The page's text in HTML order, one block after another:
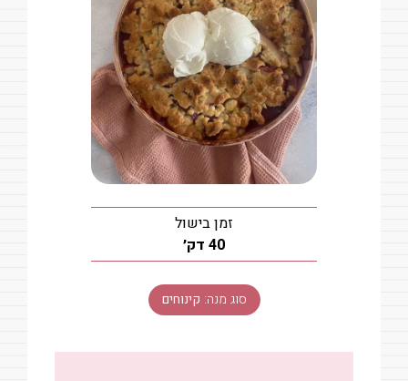
זמן בישול
40דקות
דק׳
סוג מנה: קינוחים